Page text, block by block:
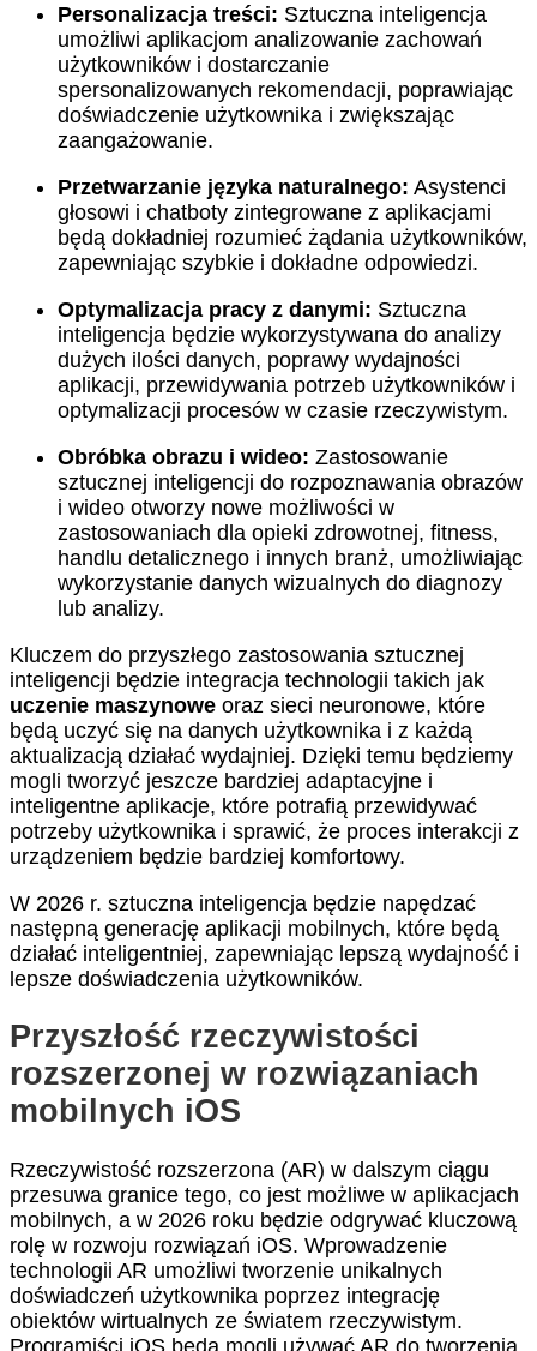
Personalizacja treści: Sztuczna inteligencja
umożliwi aplikacjom analizowanie zachowań
użytkowników i dostarczanie
spersonalizowanych rekomendacji, poprawiając
doświadczenie użytkownika i zwiększając
zaangażowanie.
Przetwarzanie języka naturalnego: Asystenci
głosowi i chatboty zintegrowane z aplikacjami
będą dokładniej rozumieć żądania użytkowników,
zapewniając szybkie i dokładne odpowiedzi.
Optymalizacja pracy z danymi: Sztuczna
inteligencja będzie wykorzystywana do analizy
dużych ilości danych, poprawy wydajności
aplikacji, przewidywania potrzeb użytkowników i
optymalizacji procesów w czasie rzeczywistym.
Obróbka obrazu i wideo: Zastosowanie
sztucznej inteligencji do rozpoznawania obrazów
i wideo otworzy nowe możliwości w
zastosowaniach dla opieki zdrowotnej, fitness,
handlu detalicznego i innych branż, umożliwiając
wykorzystanie danych wizualnych do diagnozy
lub analizy.
Kluczem do przyszłego zastosowania sztucznej
inteligencji będzie integracja technologii takich jak
uczenie maszynowe oraz sieci neuronowe, które
będą uczyć się na danych użytkownika i z każdą
aktualizacją działać wydajniej. Dzięki temu będziemy
mogli tworzyć jeszcze bardziej adaptacyjne i
inteligentne aplikacje, które potrafią przewidywać
potrzeby użytkownika i sprawić, że proces interakcji z
urządzeniem będzie bardziej komfortowy.
W 2026 r. sztuczna inteligencja będzie napędzać
następną generację aplikacji mobilnych, które będą
działać inteligentniej, zapewniając lepszą wydajność i
lepsze doświadczenia użytkowników.
Przyszłość rzeczywistości
rozszerzonej w rozwiązaniach
mobilnych iOS
Rzeczywistość rozszerzona (AR) w dalszym ciągu
przesuwa granice tego, co jest możliwe w aplikacjach
mobilnych, a w 2026 roku będzie odgrywać kluczową
rolę w rozwoju rozwiązań iOS. Wprowadzenie
technologii AR umożliwi tworzenie unikalnych
doświadczeń użytkownika poprzez integrację
obiektów wirtualnych ze światem rzeczywistym.
Programiści iOS będą mogli używać AR do tworzenia